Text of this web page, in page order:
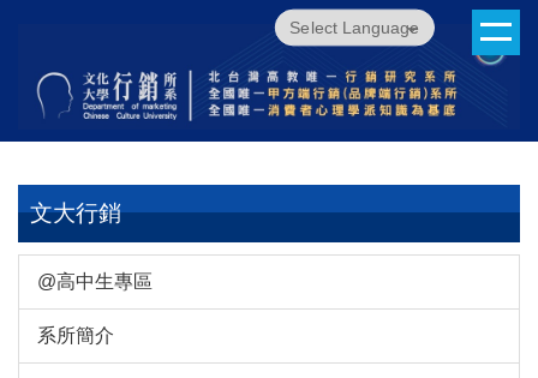
區
Translate
文大行銷
@高中生專區
系所簡介